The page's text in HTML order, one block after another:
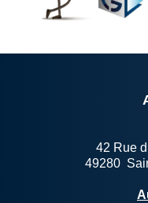
42 Rue
49280